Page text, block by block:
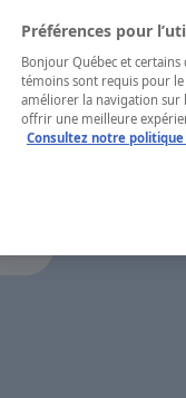
Préférences pour
Bonjour Québec et certains
témoins sont requis pour
améliorer la navigation sur
offrir une meilleure
Consultez notre